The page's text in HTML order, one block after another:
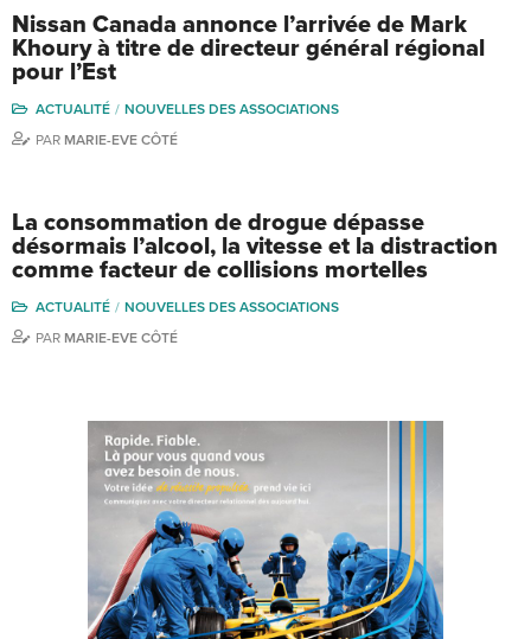
Nissan Canada annonce l’arrivée de Mark
Khoury à titre de directeur général régional
pour l’Est
ACTUALITÉ
NOUVELLES DES ASSOCIATIONS
PAR MARIE-EVE CÔTÉ
La consommation de drogue dépasse
désormais l’alcool, la vitesse et la distraction
comme facteur de collisions mortelles
ACTUALITÉ
NOUVELLES DES ASSOCIATIONS
PAR MARIE-EVE CÔTÉ